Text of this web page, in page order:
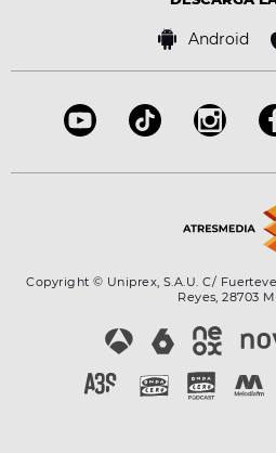
Bases de concursos
Android
Copyright © Uniprex, S.A.U. C/
Reyes, 28703